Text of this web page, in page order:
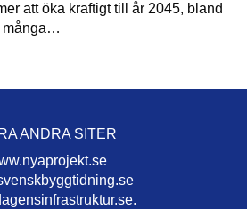
att öka kraftigt till år 2045, bland
många…
ANDRA SITER